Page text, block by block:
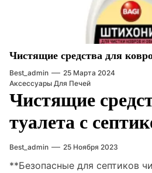
Чистящие средства для
Best_admin
25 Марта 2024
Аксессуары Для Печей
Чистящие
туалета с
Best_admin 25 Ноября 2023
**Безопасные для септиков